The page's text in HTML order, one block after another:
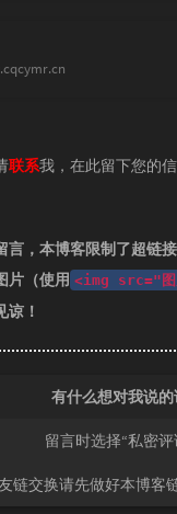
联系我，在此留下您的
，本博客限制了超链接
片（使用 <img src="图
谅！
有什么想对我说的
留言时选择“私密评
链交换请先做好本博客